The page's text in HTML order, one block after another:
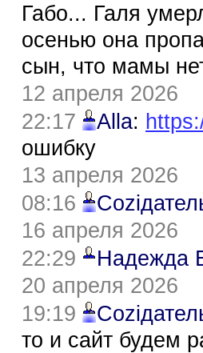
Габо... Галя
осенью она
сын, что мамы
12 апреля 2026
22:17
Alla:
ошибку
13 апреля 2026
08:16
16 апреля 2026
22:29
Надежда
20 апреля 2026
19:19
то и сайт будем